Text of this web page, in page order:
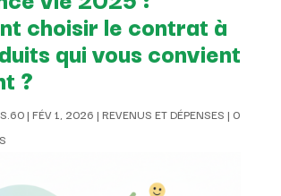
choisir le contrat à
qui vous convient
?
| FÉV 1, 2026 | REVENUS ET DÉPENSES | 0